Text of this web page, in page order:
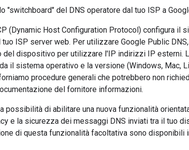
"switchboard" del DNS operatore dal tuo ISP a
(Dynamic Host Configuration Protocol) configura il
ISP server web. Per utilizzare Google Public
del dispositivo per utilizzare l'IP indirizzi IP esterni.
il sistema operativo e la versione (Windows, Mac,
procedure generali che potrebbero non
del fornitore informazioni.
possibilità di abilitare una nuova funzionalità
e la sicurezza dei messaggi DNS inviati tra il tuo
di questa funzionalità facoltativa sono